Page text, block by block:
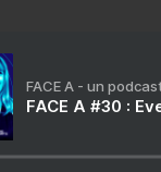
FACE A - un
FACE A #30 :